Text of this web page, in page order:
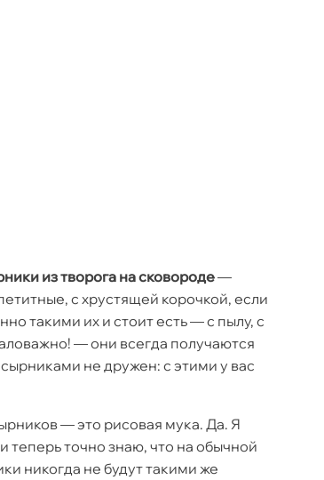
из творога на сковороде—
с хрустящей корочкой, если
такими их и стоит есть — с пылу, с
— они всегда получаются
не дружен: с этими у вас
— это рисовая мука. Да. Я
теперь точно знаю, что на обычной
никогда не будут такими же